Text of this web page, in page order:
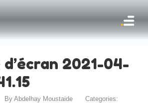
2021-04-
ByAbdelhay Moustaide
Categories: